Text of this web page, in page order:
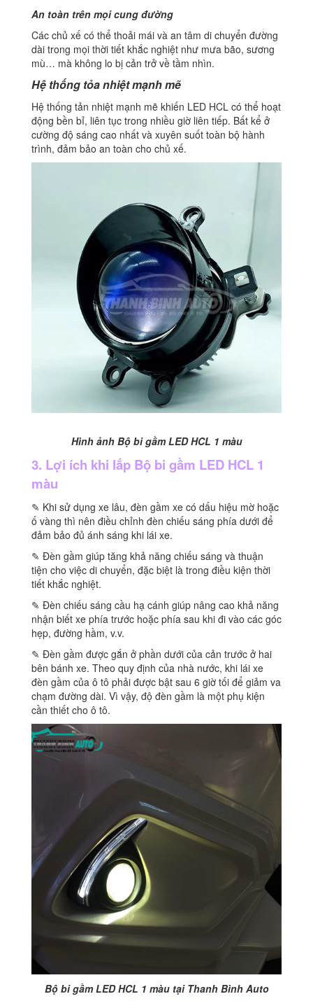
An toàn trên mọi cung đường
Các chủ xế có thể thoải mái và an tâm di chuyển đường
dài trong mọi thời tiết khắc nghiệt như mưa bão, sương
mù… mà không lo bị cản trở về tầm nhìn.
Hệ thống tỏa nhiệt mạnh mẽ
Hệ thống tản nhiệt mạnh mẽ khiến LED HCL có thể hoạt
động bền bỉ, liên tục trong nhiều giờ liên tiếp. Bất kể ở
cường độ sáng cao nhất và xuyên suốt toàn bộ hành
trình, đảm bảo an toàn cho chủ xế.
Hình ảnh Bộ bi gầm LED HCL 1 màu
3. Lợi ích khi lắp Bộ bi gầm LED HCL 1
màu
✎ Khi sử dụng xe lâu, đèn gầm xe có dấu hiệu mờ hoặc
ố vàng thì nên điều chỉnh đèn chiếu sáng phía dưới để
đảm bảo đủ ánh sáng khi lái xe.
✎ Đèn gầm giúp tăng khả năng chiếu sáng và thuận
tiện cho việc di chuyển, đặc biệt là trong điều kiện thời
tiết khắc nghiệt.
✎ Đèn chiếu sáng cầu hạ cánh giúp nâng cao khả năng
nhận biết xe phía trước hoặc phía sau khi đi vào các góc
hẹp, đường hầm, v.v.
✎ Đèn gầm được gắn ở phần dưới của cản trước ở hai
bên bánh xe. Theo quy định của nhà nước, khi lái xe
đèn gầm của ô tô phải được bật sau 6 giờ tối để giảm va
chạm đường dài. Vì vậy, độ đèn gầm là một phụ kiện
cần thiết cho ô tô.
Bộ bi gầm LED HCL 1 màu tại Thanh Bình Auto